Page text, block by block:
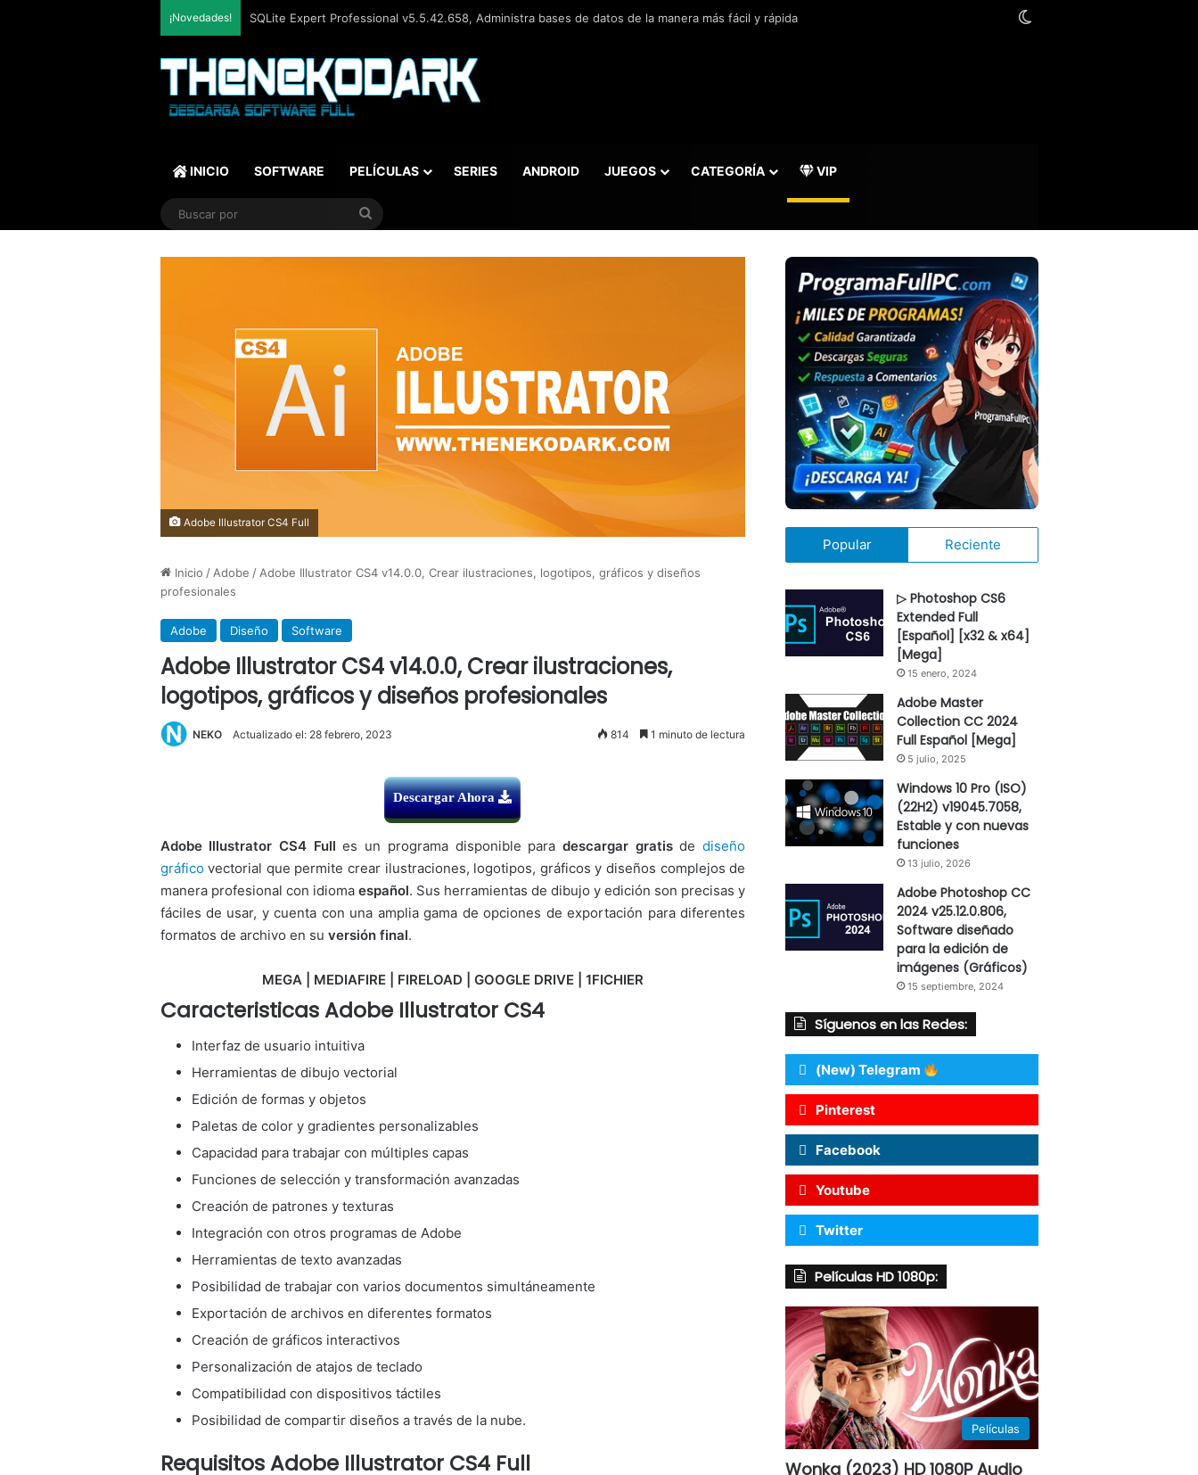
¡Novedades! Mozilla Firefox (2026) v153.0.3, Navegador web libre y de código abierto​ desarrollado por la Corporación Mozilla
INICIO SOFTWARE PELÍCULAS SERIES ANDROID JUEGOS CATEGORÍA VIP
Buscar
Adobe Illustrator CS4 Full
Inicio / Adobe / Adobe Illustrator CS4 v14.0.0, Crear ilustraciones, logotipos, gráficos y diseños
profesionales
Adobe Diseño Software
Adobe Illustrator CS4 v14.0.0, Crear ilustraciones,
logotipos, gráficos y diseños profesionales
NEKO Actualizado el: 28 febrero, 2023 814 1 minuto de lectura
Descargar Ahora
Adobe Illustrator CS4 Full es un programa disponible para descargar gratisdediseño
gráficovectorial que permite crear ilustraciones, logotipos, gráficos y diseños complejos de
manera profesional con idioma español. Sus herramientas de dibujo y edición son precisas y
fáciles de usar, y cuenta con una amplia gama de opciones de exportación para diferentes
formatos de archivo en su versión final.
MEGA | MEDIAFIRE | FIRELOAD | GOOGLE DRIVE | 1FICHIER
Caracteristicas Adobe Illustrator CS4
Interfaz de usuario intuitiva
Herramientas de dibujo vectorial
Edición de formas y objetos
Paletas de color y gradientes personalizables
Capacidad para trabajar con múltiples capas
Funciones de selección y transformación avanzadas
Creación de patrones y texturas
Integración con otros programas de Adobe
Herramientas de texto avanzadas
Posibilidad de trabajar con varios documentos simultáneamente
Exportación de archivos en diferentes formatos
Creación de gráficos interactivos
Personalización de atajos de teclado
Compatibilidad con dispositivos táctiles
Posibilidad de compartir diseños a través de la nube.
Requisitos Adobe Illustrator CS4 Full
Popular Reciente
▷ Photoshop CS6
Extended Full
[Español] [x32 & x64]
[Mega]
15 enero, 2024
Adobe Master
Collection CC 2024
Full Español [Mega]
5 julio, 2025
Windows 10 Pro (ISO)
(22H2) v19045.7058,
Estable y con nuevas
funciones
13 julio, 2026
Adobe Photoshop CC
2024 v25.12.0.806,
Software diseñado
para la edición de
imágenes (Gráficos)
15 septiembre, 2024
Síguenos en las Redes:
(New) Telegram
Pinterest
Facebook
Youtube
Twitter
Películas HD 1080p:
Películas
Wonka (2023) HD 1080P Audio